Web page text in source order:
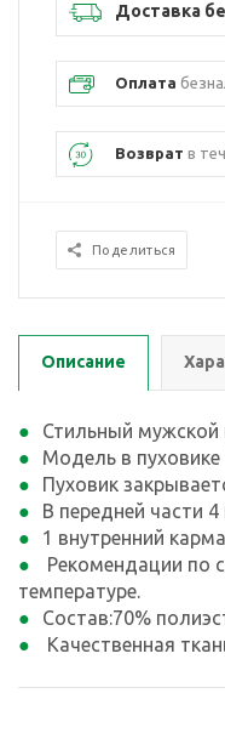
Доставка
Оплата
Возврат в
Поделиться
Описание
Стильный мужской
Модель в пуховике
Пуховик
В передней части
1 внутренний
Рекомендации по
температуре.
Состав:70%
Качественная